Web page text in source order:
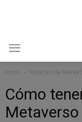
Inicio Noticias de
Cómo
Metaverso